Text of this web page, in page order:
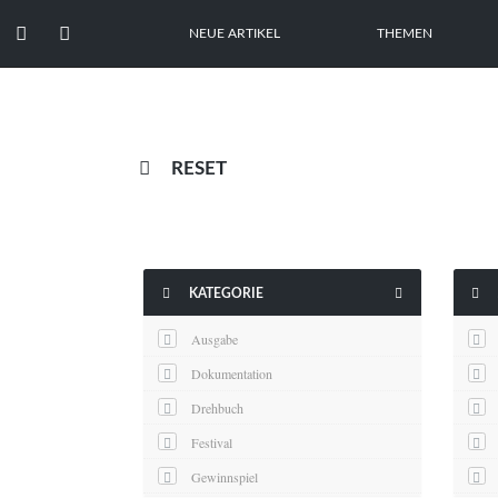
  NEUE ARTIKEL THEMEN
 RESET
 KATEGORIE 
Ausgabe
Dokumentation
Drehbuch
Festival
Gewinnspiel
